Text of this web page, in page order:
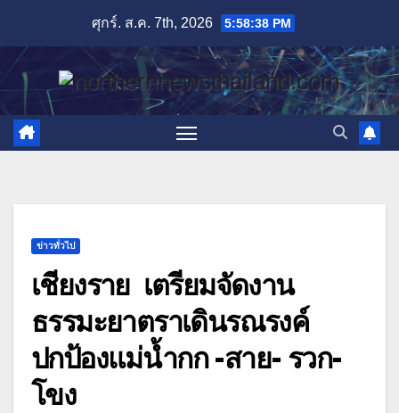
content
ศุกร์. ส.ค. 7th, 2026 5:58:40 PM
ข่าวทั่วไป
เชียงราย เตรียมจัดงาน
ธรรมะยาตราเดินรณรงค์
ปกป้องแม่น้ำกก -สาย- รวก-
โขง